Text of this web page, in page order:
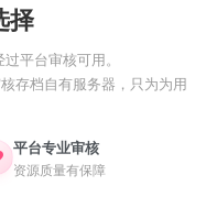
择
平台审核可用。
存档自有服务器，只为为用
平台专业审核
资源质量有保障